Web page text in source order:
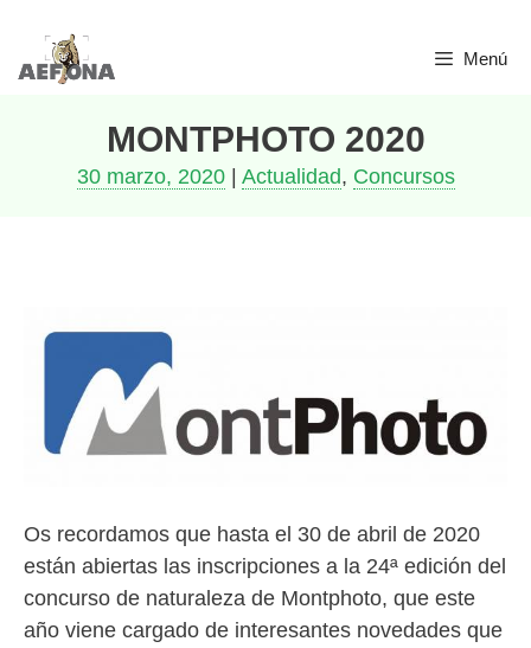
Saltar
Menú
MONTPHOTO 2020
30 marzo, 2020| Actualidad, Concursos
Os recordamos que hasta el 30 de abril de 2020
están abiertas las inscripciones a la 24ª edición del
concurso de naturaleza de Montphoto, que este
año viene cargado de interesantes novedades que